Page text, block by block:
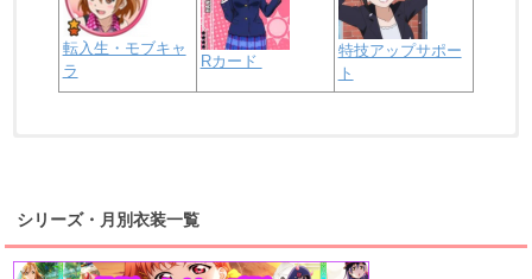
転入生・モブキャ
ラ
Rカード
特技アップサポー
ト
シリーズ・月別衣装一覧